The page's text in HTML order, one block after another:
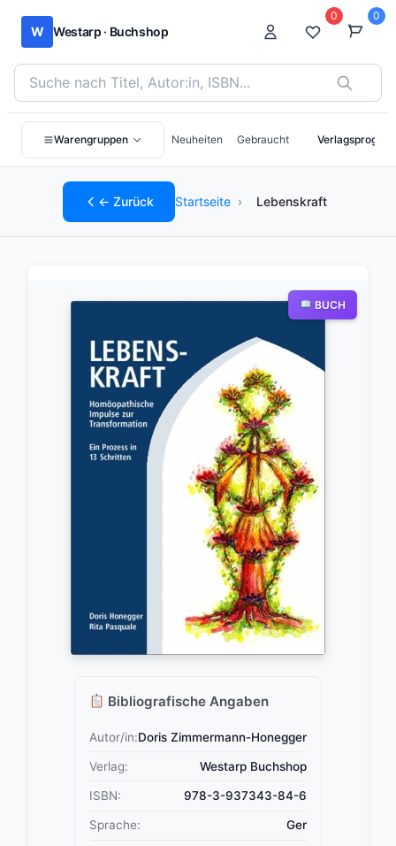
W Westarp · Buchshop
Bücher suchen nach Titel, Autor:in oder ISBN
0 0
Warengruppen Neuheiten Gebraucht
← Zurück Startseite › Lebenskraft
Bibliografische Angaben
Autor/in:Doris Zimmermann-Honegger
Verlag: Westarp Buchshop
ISBN: 978-3-937343-84-6
Sprache: Ger
BUCH